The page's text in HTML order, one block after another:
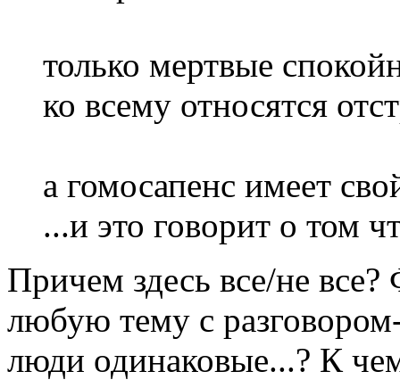
только мертвые
ко всему относятся
а гомосапенс имеет
...и это говорит о том
Причем здесь все/не
любую тему с
люди одинаковые...? К